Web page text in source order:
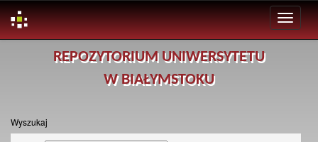
REPOZYTORIUM UNIWERSYTETU
W BIAŁYMSTOKU
Wyszukaj